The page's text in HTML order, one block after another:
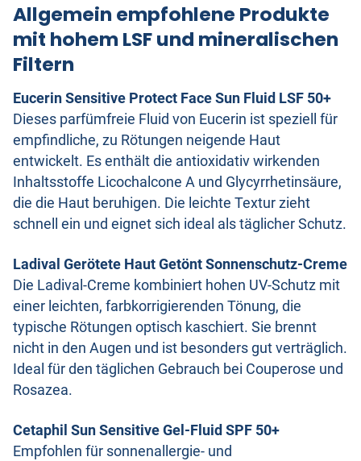
Allgemein empfohlene Produkte
mit hohem LSF und mineralischen
Filtern
Eucerin Sensitive Protect Face Sun Fluid LSF 50+
Dieses parfümfreie Fluid von Eucerin ist speziell für
empfindliche, zu Rötungen neigende Haut
entwickelt. Es enthält die antioxidativ wirkenden
Inhaltsstoffe Licochalcone A und Glycyrrhetinsäure,
die die Haut beruhigen. Die leichte Textur zieht
schnell ein und eignet sich ideal als täglicher Schutz.
Ladival Gerötete Haut Getönt Sonnenschutz-Creme
Die Ladival-Creme kombiniert hohen UV-Schutz mit
einer leichten, farbkorrigierenden Tönung, die
typische Rötungen optisch kaschiert. Sie brennt
nicht in den Augen und ist besonders gut verträglich.
Ideal für den täglichen Gebrauch bei Couperose und
Rosazea.
Cetaphil Sun Sensitive Gel-Fluid SPF 50+
Empfohlen für sonnenallergie- und